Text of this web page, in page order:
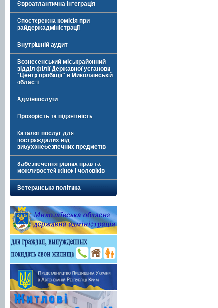
Євроатлантична інтеграція
Спостережна комісія при
райдержадміністрації
Внутрішній аудит
Вознесенський міськрайонний
відділ філії Державної установи
"Центр пробації" в Миколаївській
області
Адмінпослуги
Прозорість та підзвітність
Каталог послуг для
постраждалих від
вибухонебезпечних предметів
Забезпечення рівних прав та
можливостей жінок і чоловіків
Ветеранська політика